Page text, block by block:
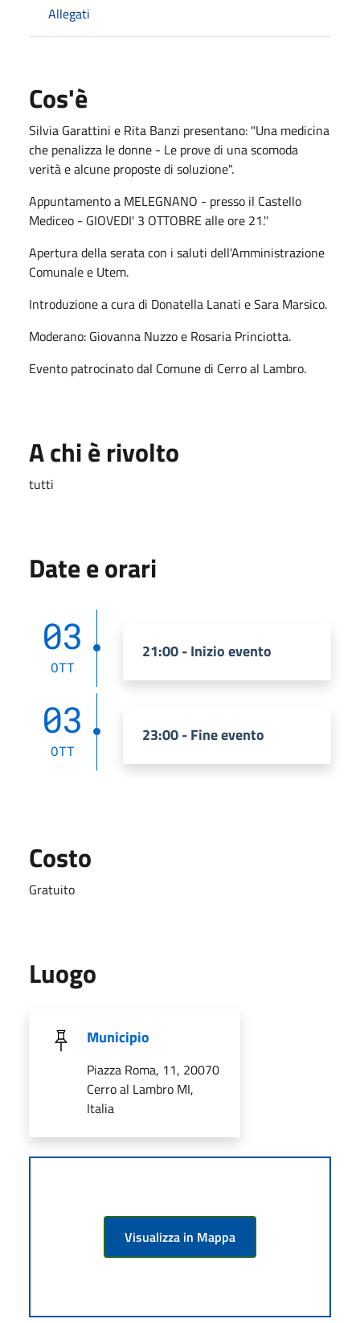
Allegati
Cos'è
Silvia Garattini e Rita Banzi presentano: "Una medicina
che penalizza le donne - Le prove di una scomoda
verità e alcune proposte di soluzione".
Appuntamento a MELEGNANO - presso il Castello
Mediceo - GIOVEDI' 3 OTTOBRE alle ore 21.''
Apertura della serata con i saluti dell'Amministrazione
Comunale e Utem.
Introduzione a cura di Donatella Lanati e Sara Marsico.
Moderano: Giovanna Nuzzo e Rosaria Princiotta.
Evento patrocinato dal Comune di Cerro al Lambro.
A chi è rivolto
tutti
Date e orari
03
OTT
21:00 - Inizio evento
03
OTT
23:00 - Fine evento
Costo
Gratuito
Luogo
Municipio
Piazza Roma, 11, 20070
Cerro al Lambro MI,
Italia
Visualizza in Mappa